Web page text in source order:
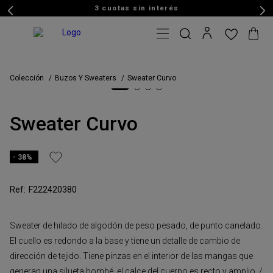
3 cuotas sin interés
Colección Buzos Y Sweaters Sweater Curvo
Sweater Curvo
38%
F222420380
Sweater de hilado de algodón de peso pesado, de punto canelado.
El cuello es redondo a la base y tiene un detalle de cambio de
dirección de tejido. Tiene pinzas en el interior de las mangas que